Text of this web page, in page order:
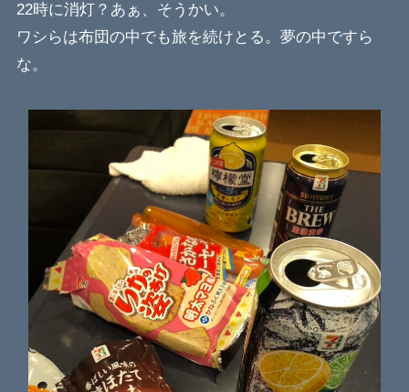
22時に消灯？あぁ、そうかい。
ワシらは布団の中でも旅を続けとる。夢の中ですら
な。